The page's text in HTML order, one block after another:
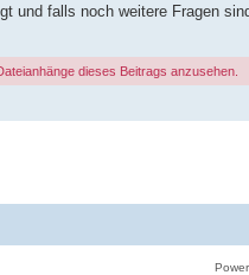
und falls noch weitere Fragen
dieses Beitrags anzusehen.